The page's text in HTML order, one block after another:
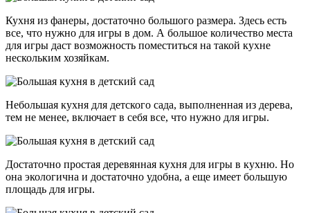
Кухня из фанеры, достаточно большого размера. Здесь есть
все, что нужно для игры в дом. А большое количество места
для игры даст возможность поместиться на такой кухне
нескольким хозяйкам.
Небольшая кухня для детского сада, выполненная из дерева,
тем не менее, включает в себя все, что нужно для игры.
Достаточно простая деревянная кухня для игры в кухню. Но
она экологична и достаточно удобна, а еще имеет большую
площадь для игры.